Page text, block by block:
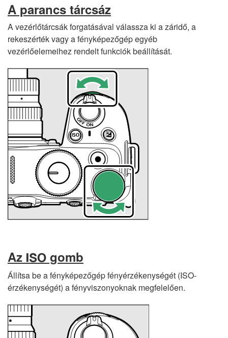
A parancs tárcsáz
A vezérlőtárcsák forgatásával válassza ki a záridő, a
rekeszérték vagy a fényképezőgép egyéb
vezérlőelemeihez rendelt funkciók beállítását.
Az S gomb
Állítsa be a fényképezőgép fényérzékenységét (ISO-
érzékenységét) a fényviszonyoknak megfelelően.